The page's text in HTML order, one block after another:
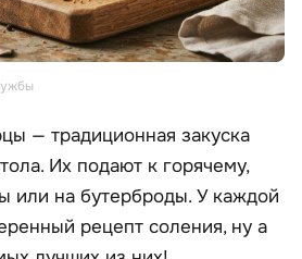
— традиционная закуска
Их подают к горячему,
или на бутерброды. У каждой
рецепт соления, ну а